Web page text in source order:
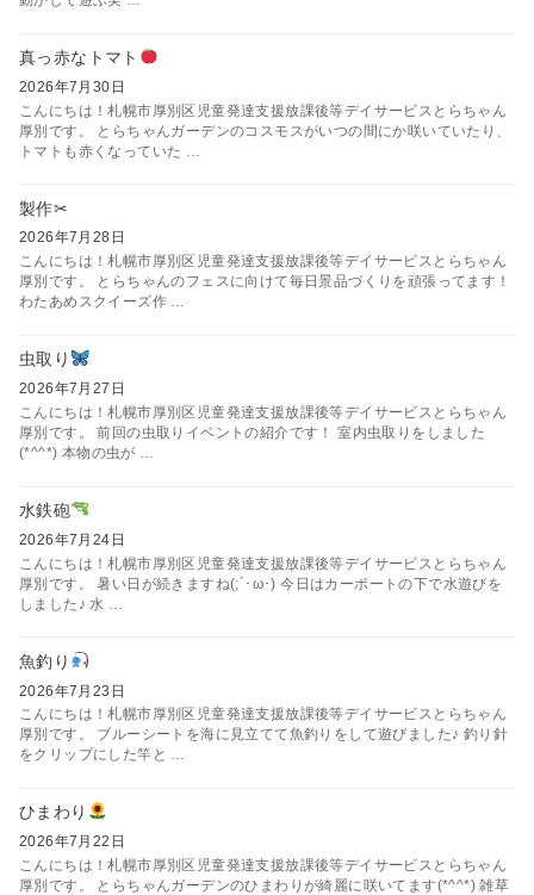
真っ赤なトマト
2026年7月30日
こんにちは！札幌市厚別区児童発達支援放課後等デイサービスとらちゃん
厚別です。 とらちゃんガーデンのコスモスがいつの間にか咲いていたり、
トマトも赤くなっていた …
製作✂
2026年7月28日
こんにちは！札幌市厚別区児童発達支援放課後等デイサービスとらちゃん
厚別です。 とらちゃんのフェスに向けて毎日景品づくりを頑張ってます！
わたあめスクイーズ作 …
虫取り
2026年7月27日
こんにちは！札幌市厚別区児童発達支援放課後等デイサービスとらちゃん
厚別です。 前回の虫取りイベントの紹介です！ 室内虫取りをしました
(*^^*) 本物の虫が …
水鉄砲
2026年7月24日
こんにちは！札幌市厚別区児童発達支援放課後等デイサービスとらちゃん
厚別です。 暑い日が続きますね(;´･ω･) 今日はカーポートの下で水遊びを
しました♪ 水 …
魚釣り
2026年7月23日
こんにちは！札幌市厚別区児童発達支援放課後等デイサービスとらちゃん
厚別です。 ブルーシートを海に見立てて魚釣りをして遊びました♪ 釣り針
をクリップにした竿と …
ひまわり
2026年7月22日
こんにちは！札幌市厚別区児童発達支援放課後等デイサービスとらちゃん
厚別です。 とらちゃんガーデンのひまわりが綺麗に咲いてます(*^^*) 雑草